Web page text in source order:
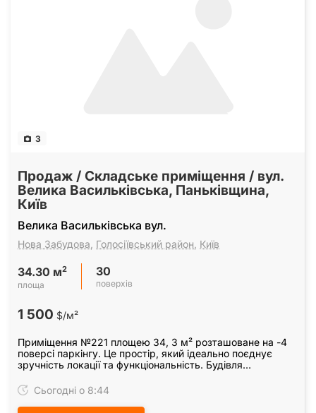
3
Продаж / Складське приміщення / вул.
Велика Васильківська, Паньківщина,
Київ
Велика Васильківська вул.
Нова Забудова Голосіївський район Київ
34.30 м2
площа
30
поверхів
1 500 $/м²
Приміщення №221 площею 34, 3 м² розташоване на -4
поверсі паркінгу. Це простір, який ідеально поєднує
зручність локації та функціональність. Будівля
Сьогодні о 8:44